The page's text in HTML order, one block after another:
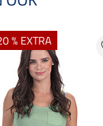
% EXTRA